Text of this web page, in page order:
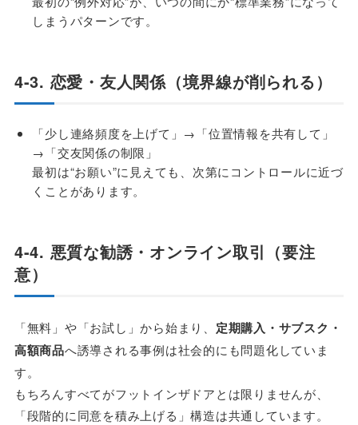
しまうパターンです。
4-3. 恋愛・友人関係（境界線が削られる）
「少し連絡頻度を上げて」→「位置情報を共有して」
→「交友関係の制限」
最初は“お願い”に見えても、次第にコントロールに近づ
くことがあります。
4-4. 悪質な勧誘・オンライン取引（要注
意）
「無料」や「お試し」から始まり、 定期購入・サブスク・
高額商品へ誘導される事例は社会的にも問題化していま
す。
もちろんすべてがフットインザドアとは限りませんが、
「段階的に同意を積み上げる」構造は共通しています。